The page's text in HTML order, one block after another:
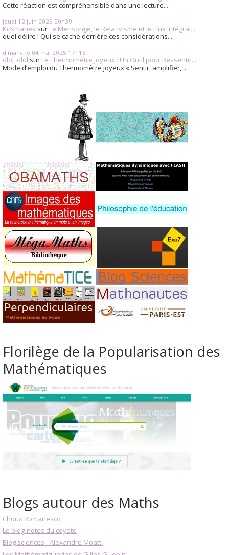
Cette réaction est compréhensible dans une lecture...
jeudi 12 juin 2025 20h39
Kosmanek sur Le Mensonge, le Relativisme et le Flux Intégral...
quel délire ! Qui se cache derrière ces considérations...
dimanche 04 mai 2025 17h15
olol_olol sur Le Thermomètre Joyeux : Un Outil pour Ressentir...
Mode d’emploi du Thermomètre joyeux « Sentir, amplifier,...
Florilège de la Popularisation des
Mathématiques
Blogs autour des Maths
Choux Romanesco
Le blog-notes du coyote
Blog sciences - Alexandre Moatti